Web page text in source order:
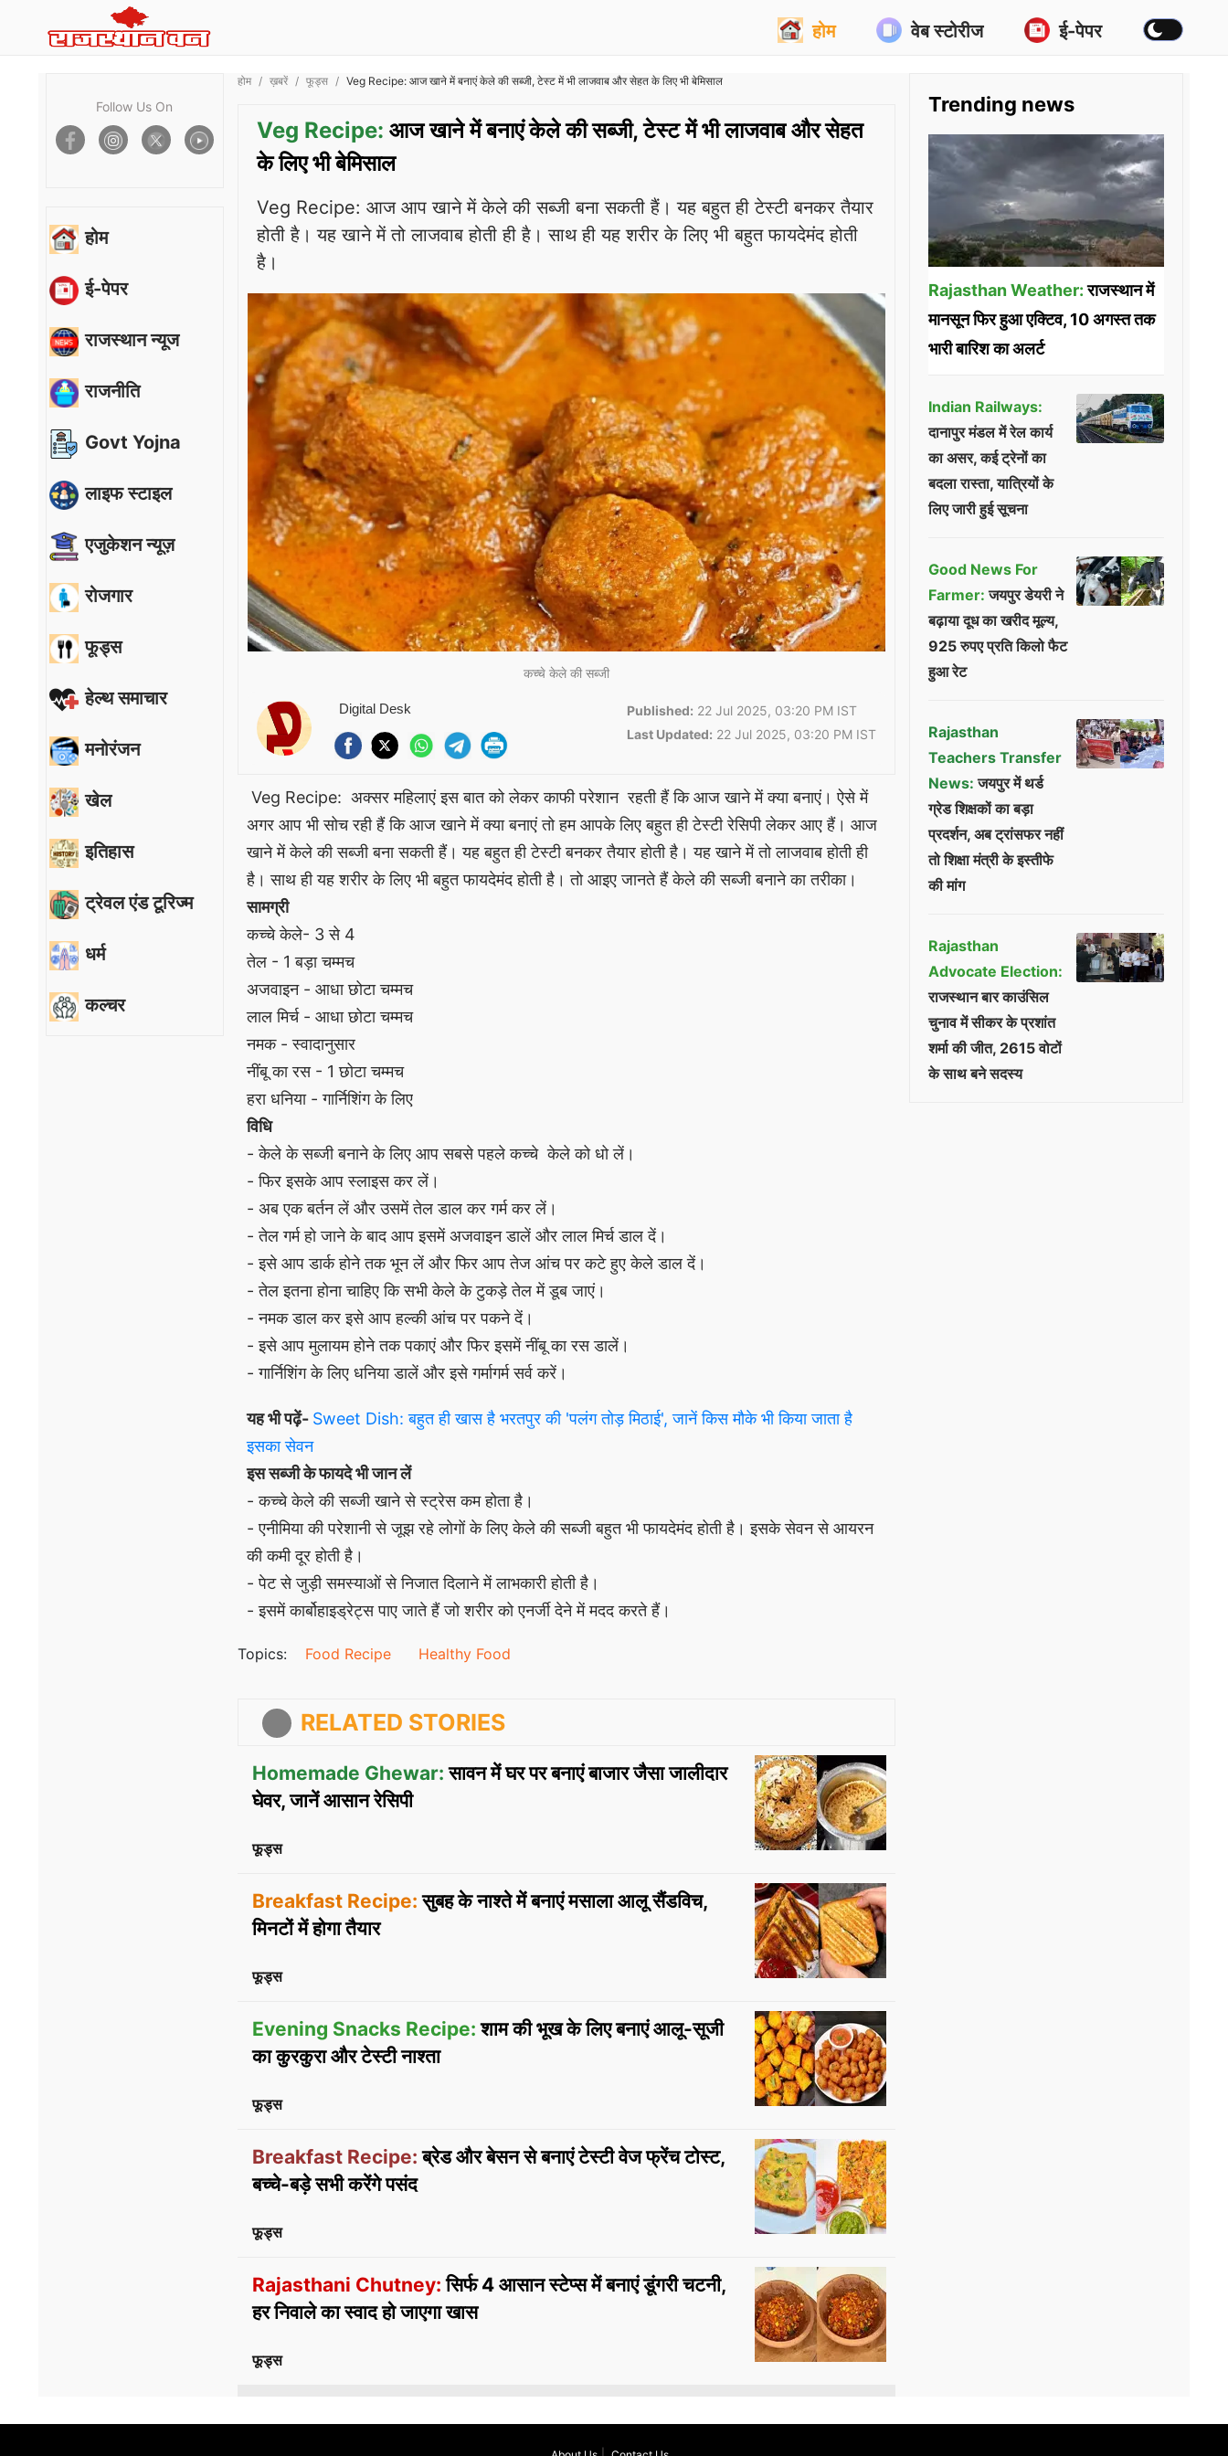
होम वेब स्टोरीज ई-पेपर
Follow Us On
होम
ई-पेपर
राजस्थान न्यूज
राजनीति
Govt Yojna
लाइफ स्टाइल
एजुकेशन न्यूज़
रोजगार
फूड्स
हेल्थ समाचार
मनोरंजन
खेल
इतिहास
ट्रेवल एंड टूरिज्म
धर्म
कल्चर
होम ख़बरें फूड्स Veg Recipe: आज खाने में बनाएं केले की सब्जी, टेस्ट में भी लाजवाब और सेहत के लिए भी बेमिसाल
Veg Recipe: आज खाने में बनाएं केले की सब्जी, टेस्ट में भी लाजवाब और सेहत
के लिए भी बेमिसाल
Veg Recipe: आज आप खाने में केले की सब्जी बना सकती हैं। यह बहुत ही टेस्टी बनकर तैयार
होती है। यह खाने में तो लाजवाब होती ही है। साथ ही यह शरीर के लिए भी बहुत फायदेमंद होती
है।
कच्चे केले की सब्जी
Digital Desk Published: 22 Jul 2025, 03:20 PM IST
Last Updated: 22 Jul 2025, 03:20 PM IST
Veg Recipe: अक्सर महिलाएं इस बात को लेकर काफी परेशान रहती हैं कि आज खाने में क्या बनाएं। ऐसे में
अगर आप भी सोच रही हैं कि आज खाने में क्या बनाएं तो हम आपके लिए बहुत ही टेस्टी रेसिपी लेकर आए हैं। आज
खाने में केले की सब्जी बना सकती हैं। यह बहुत ही टेस्टी बनकर तैयार होती है। यह खाने में तो लाजवाब होती ही
है। साथ ही यह शरीर के लिए भी बहुत फायदेमंद होती है। तो आइए जानते हैं केले की सब्जी बनाने का तरीका।
सामग्री
कच्चे केले- 3 से 4
तेल - 1 बड़ा चम्मच
अजवाइन - आधा छोटा चम्मच
लाल मिर्च - आधा छोटा चम्मच
नमक - स्वादानुसार
नींबू का रस - 1 छोटा चम्मच
हरा धनिया - गार्निशिंग के लिए
विधि
- केले के सब्जी बनाने के लिए आप सबसे पहले कच्चे केले को धो लें।
- फिर इसके आप स्लाइस कर लें।
- अब एक बर्तन लें और उसमें तेल डाल कर गर्म कर लें।
- तेल गर्म हो जाने के बाद आप इसमें अजवाइन डालें और लाल मिर्च डाल दें।
- इसे आप डार्क होने तक भून लें और फिर आप तेज आंच पर कटे हुए केले डाल दें।
- तेल इतना होना चाहिए कि सभी केले के टुकड़े तेल में डूब जाएं।
- नमक डाल कर इसे आप हल्की आंच पर पकने दें।
- इसे आप मुलायम होने तक पकाएं और फिर इसमें नींबू का रस डालें।
- गार्निशिंग के लिए धनिया डालें और इसे गर्मागर्म सर्व करें।
यह भी पढ़ें- Sweet Dish: बहुत ही खास है भरतपुर की 'पलंग तोड़ मिठाई', जानें किस मौके भी किया जाता है
इसका सेवन
इस सब्जी के फायदे भी जान लें
- कच्चे केले की सब्जी खाने से स्ट्रेस कम होता है।
- एनीमिया की परेशानी से जूझ रहे लोगों के लिए केले की सब्जी बहुत भी फायदेमंद होती है। इसके सेवन से आयरन
की कमी दूर होती है।
- पेट से जुड़ी समस्याओं से निजात दिलाने में लाभकारी होती है।
- इसमें कार्बोहाइड्रेट्स पाए जाते हैं जो शरीर को एनर्जी देने में मदद करते हैं।
Topics: Food Recipe Healthy Food
RELATED STORIES
Homemade Ghewar: सावन में घर पर बनाएं बाजार जैसा जालीदार
घेवर, जानें आसान रेसिपी
फूड्स
Breakfast Recipe: सुबह के नाश्ते में बनाएं मसाला आलू सैंडविच,
मिनटों में होगा तैयार
फूड्स
Evening Snacks Recipe: शाम की भूख के लिए बनाएं आलू-सूजी
का कुरकुरा और टेस्टी नाश्ता
फूड्स
Breakfast Recipe: ब्रेड और बेसन से बनाएं टेस्टी वेज फ्रेंच टोस्ट,
बच्चे-बड़े सभी करेंगे पसंद
फूड्स
Rajasthani Chutney: सिर्फ 4 आसान स्टेप्स में बनाएं डूंगरी चटनी,
हर निवाले का स्वाद हो जाएगा खास
फूड्स
Trending news
Rajasthan Weather:राजस्थान में
मानसून फिर हुआ एक्टिव, 10 अगस्त तक
भारी बारिश का अलर्ट
Indian Railways:
दानापुर मंडल में रेल कार्य
का असर, कई ट्रेनों का
बदला रास्ता, यात्रियों के
लिए जारी हुई सूचना
Good News For
Farmer: जयपुर डेयरी ने
बढ़ाया दूध का खरीद मूल्य,
925 रुपए प्रति किलो फैट
हुआ रेट
Rajasthan
Teachers Transfer
News: जयपुर में थर्ड
ग्रेड शिक्षकों का बड़ा
प्रदर्शन, अब ट्रांसफर नहीं
तो शिक्षा मंत्री के इस्तीफे
की मांग
Rajasthan
Advocate Election:
राजस्थान बार काउंसिल
चुनाव में सीकर के प्रशांत
शर्मा की जीत, 2615 वोटों
के साथ बने सदस्य